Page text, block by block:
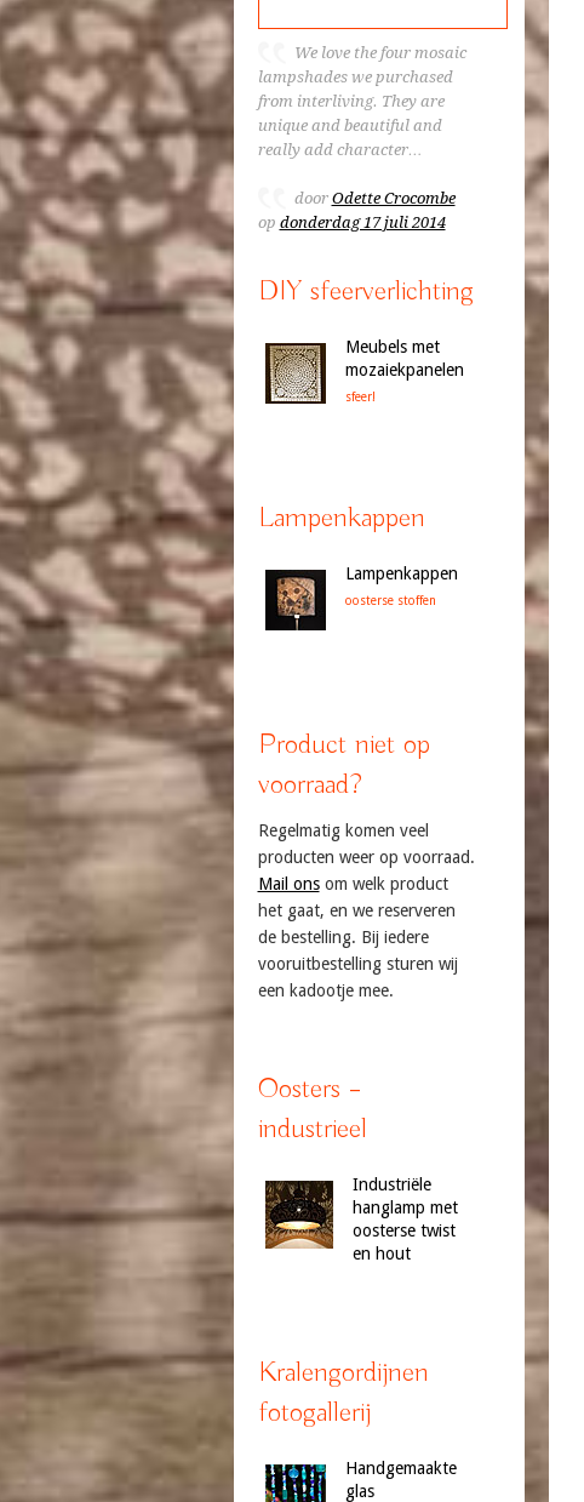
We love the four mosaic
lampshades we purchased
from interliving. They are
unique and beautiful and
really add character…
door Odette Crocombe
op donderdag 17 juli 2014
DIY sfeerverlichting
Meubels met
mozaiekpanelen
sfeer!
Lampenkappen
Lampenkappen
oosterse stoffen
Product niet op
voorraad?
Regelmatig komen veel
producten weer op voorraad.
Mail onsom welk product
het gaat, en we reserveren
de bestelling. Bij iedere
vooruitbestelling sturen wij
een kadootje mee.
Oosters –
industrieel
Industriële
hanglamp met
oosterse twist
en hout
Kralengordijnen
fotogallerij
Handgemaakte
glas